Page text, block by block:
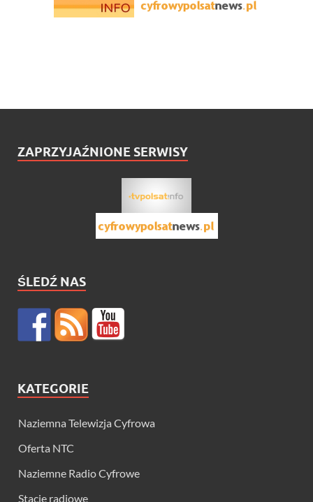
ZAPRZYJAŹNIONE SERWISY
ŚLEDŹ NAS
KATEGORIE
Naziemna Telewizja Cyfrowa
Oferta NTC
Naziemne Radio Cyfrowe
Stacje radiowe